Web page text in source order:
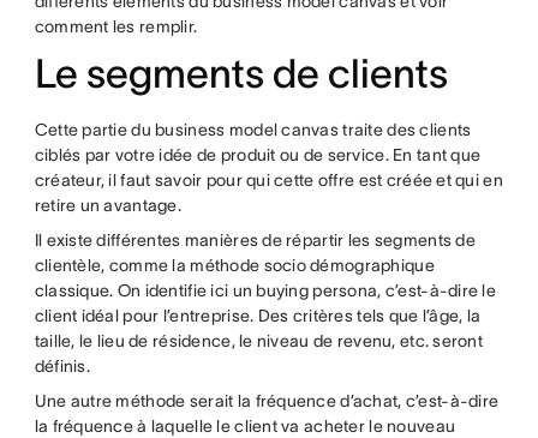
comment les remplir.
Le segments de clients
Cette partie du business model canvas traite des clients
ciblés par votre idée de produit ou de service. En tant que
créateur, il faut savoir pour qui cette offre est créée et qui en
retire un avantage.
Il existe différentes manières de répartir les segments de
clientèle, comme la méthode socio démographique
classique. On identifie ici un buying persona, c’est-à-dire le
client idéal pour l’entreprise. Des critères tels que l’âge, la
taille, le lieu de résidence, le niveau de revenu, etc. seront
définis.
Une autre méthode serait la fréquence d’achat, c’est-à-dire
la fréquence à laquelle le client va acheter le nouveau